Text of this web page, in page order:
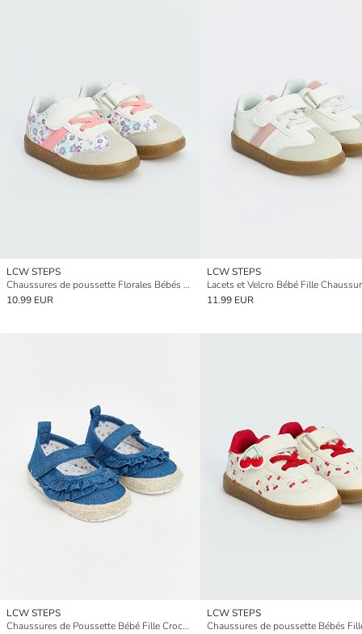
LCW STEPS
Chaussures de poussette Florales Bébés Filles
10.99 EUR
LCW STEPS
11.99 EUR
LCW STEPS
Chaussures de Poussette Bébé Fille Crochet et Boucle
LCW STEPS